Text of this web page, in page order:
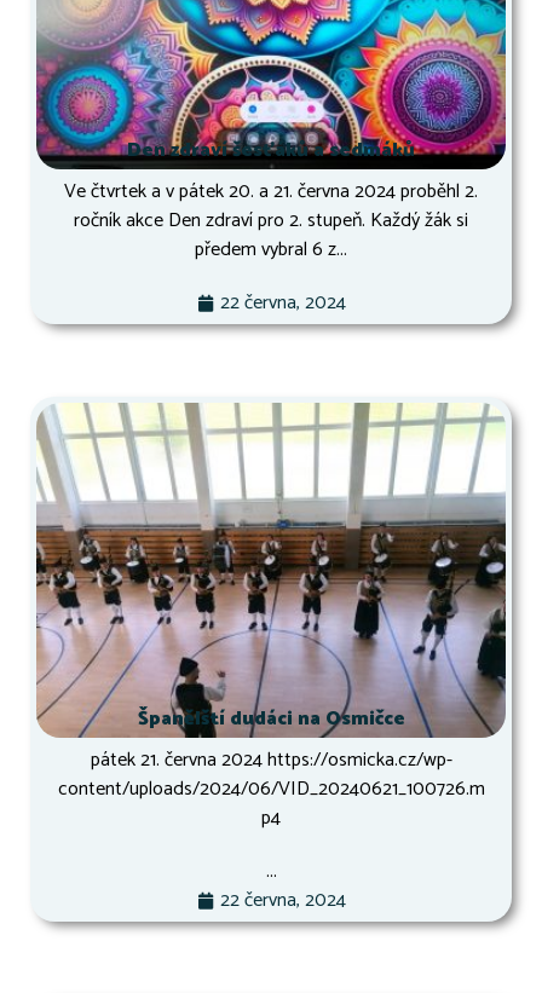
Den zdraví šesťáků a sedmáků
Ve čtvrtek a v pátek 20. a 21. června 2024 proběhl 2.
ročník akce Den zdraví pro 2. stupeň. Každý žák si
předem vybral 6 z...
22 června, 2024
Španělští dudáci na Osmičce
pátek 21. června 2024 https://osmicka.cz/wp-
content/uploads/2024/06/VID_20240621_100726.m
p4
...
22 června, 2024